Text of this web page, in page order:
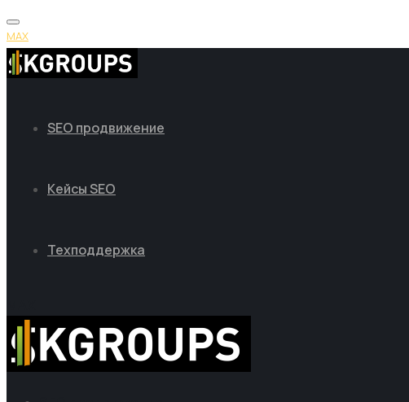
MAX
SEO продвижение
Кейсы SEO
Техподдержка